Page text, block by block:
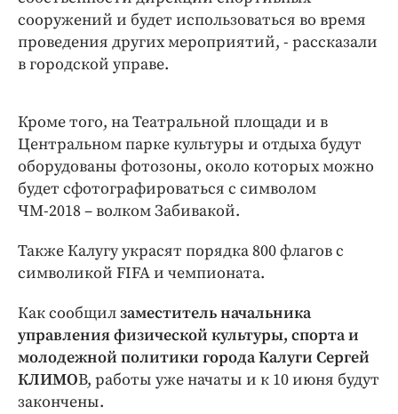
сооружений и будет использоваться во время
проведения других мероприятий, - рассказали
в городской управе.
Кроме того, на Театральной площади и в
Центральном парке культуры и отдыха будут
оборудованы фотозоны, около которых можно
будет сфотографироваться с символом
ЧМ-2018 – волком Забивакой.
Также Калугу украсят порядка 800 флагов с
символикой FIFA и чемпионата.
Как сообщилзаместитель начальника
управления физической культуры, спорта и
молодежной политики города Калуги Сергей
КЛИМОВ, работы уже начаты и к 10 июня будут
закончены.